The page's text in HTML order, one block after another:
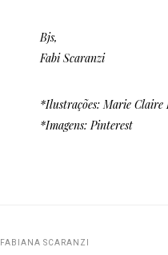
Bjs,
Fabi Scaranzi
*Ilustrações: Marie Claire
*Imagens: Pinterest
FABIANA SCARANZI